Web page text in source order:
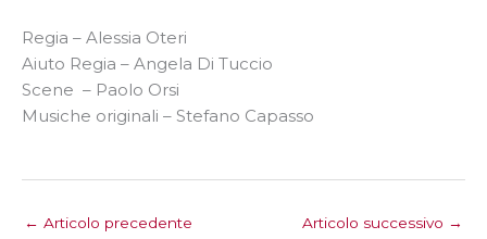
Regia – Alessia Oteri
Aiuto Regia – Angela Di Tuccio
Scene – Paolo Orsi
Musiche originali – Stefano Capasso
← Articolo precedente Articolo successivo →